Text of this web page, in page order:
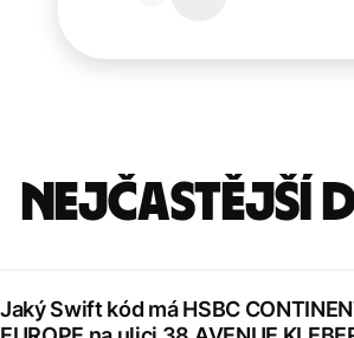
Nejčastější
Jaký Swift kód má HSBC